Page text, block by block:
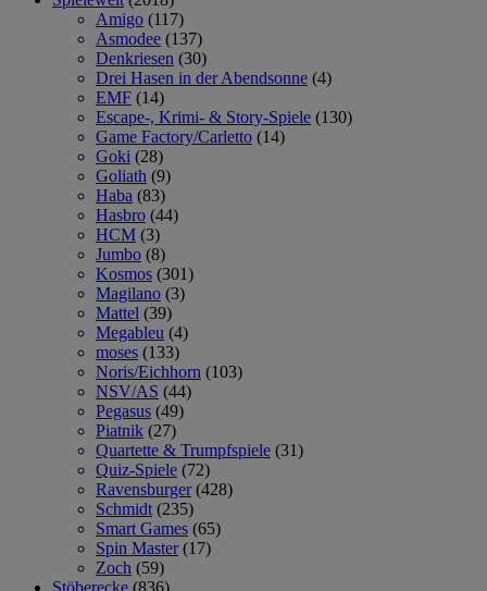
Amigo (117)
Asmodee (137)
Denkriesen (30)
Drei Hasen in der Abendsonne (4)
EMF (14)
Escape-, Krimi- & Story-Spiele (130)
Game Factory/Carletto (14)
Goki (28)
Goliath (9)
Haba (83)
Hasbro (44)
HCM (3)
Jumbo (8)
Kosmos (301)
Magilano (3)
Mattel (39)
Megableu (4)
moses (133)
Noris/Eichhorn (103)
NSV/AS (44)
Pegasus (49)
Piatnik (27)
Quartette & Trumpfspiele (31)
Quiz-Spiele (72)
Ravensburger (428)
Schmidt (235)
Smart Games (65)
Spin Master (17)
Zoch (59)
Stöberecke (836)